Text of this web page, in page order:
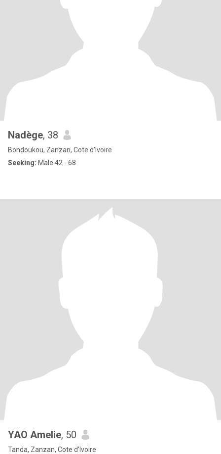
Nadège, 38
Bondoukou, Zanzan, Cote d'Ivoire
Seeking: Male 42 - 68
YAO Amelie, 50
Tanda, Zanzan, Cote d'Ivoire